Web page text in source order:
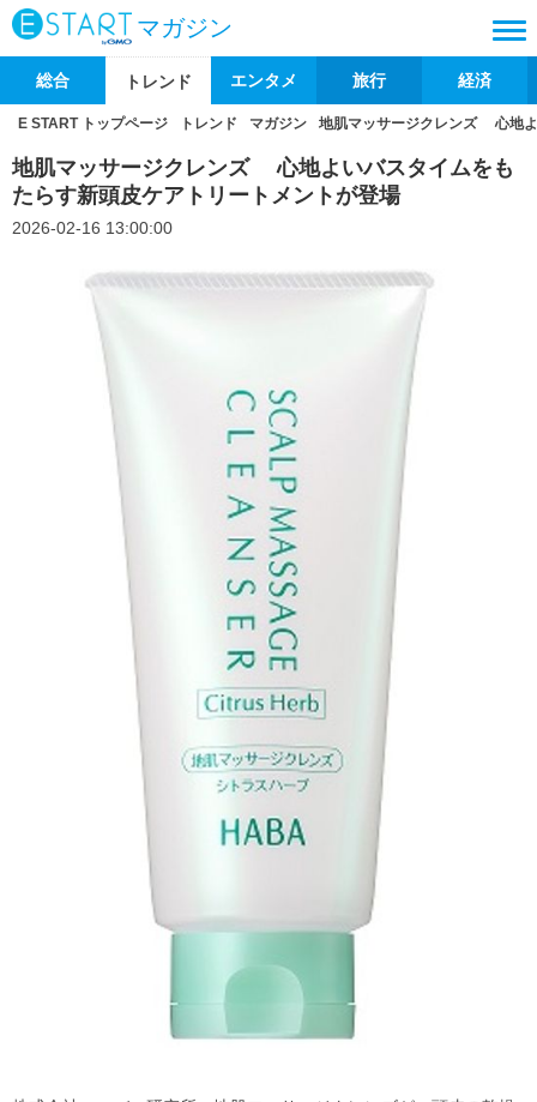
マガジン
総合 トレンド エンタメ 旅行 経済
E START トップページ トレンド マガジン 地肌マッサージクレンズ 心地よ
地肌マッサージクレンズ 心地よいバスタイムをも
たらす新頭皮ケアトリートメントが登場
2026-02-16 13:00:00